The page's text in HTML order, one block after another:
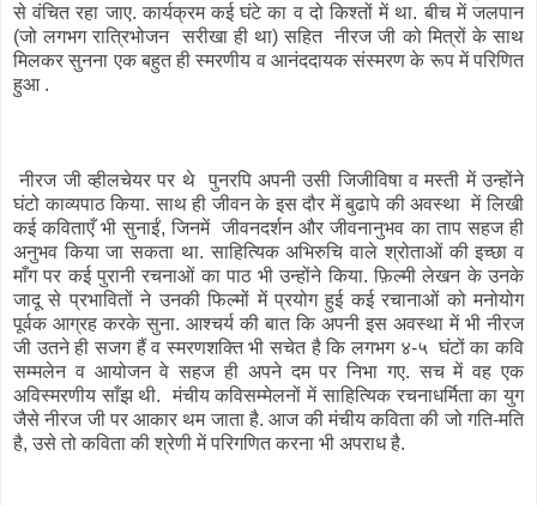
से वंचित रहा जाए. कार्यक्रम कई घंटे का व दो किश्तों में था. बीच में जलपान
(जो लगभग रात्रिभोजन सरीखा ही था) सहित नीरज जी को मित्रों के साथ
मिलकर सुनना एक बहुत ही स्मरणीय व आनंददायक संस्मरण के रूप में परिणित
हुआ .
नीरज जी व्हीलचेयर पर थे पुनरपि अपनी उसी जिजीविषा व मस्ती में उन्होंने
घंटो काव्यपाठ किया. साथ ही जीवन के इस दौर में बुढापे की अवस्था में लिखी
कई कविताएँ भी सुनाईं, जिनमें जीवनदर्शन और जीवनानुभव का ताप सहज ही
अनुभव किया जा सकता था. साहित्यिक अभिरुचि वाले श्रोताओं की इच्छा व
माँग पर कई पुरानी रचनाओं का पाठ भी उन्होंने किया. फ़िल्मी लेखन के उनके
जादू से प्रभावितों ने उनकी फिल्मों में प्रयोग हुई कई रचानाओं को मनोयोग
पूर्वक आग्रह करके सुना. आश्चर्य की बात कि अपनी इस अवस्था में भी नीरज
जी उतने ही सजग हैं व स्मरणशक्ति भी सचेत है कि लगभग ४-५ घंटों का कवि
सम्मलेन व आयोजन वे सहज ही अपने दम पर निभा गए. सच में वह एक
अविस्मरणीय साँझ थी. मंचीय कविसम्मेलनों में साहित्यिक रचनाधर्मिता का युग
जैसे नीरज जी पर आकार थम जाता है. आज की मंचीय कविता की जो गति-मति
है, उसे तो कविता की श्रेणी में परिगणित करना भी अपराध है.